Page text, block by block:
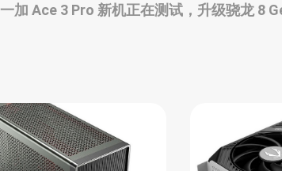
一加 Ace 3 Pro 新机正在测试，升级骁龙 8